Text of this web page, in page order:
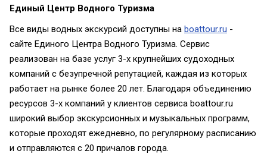
Единый Центр Водного Туризма
Все виды водных экскурсий доступны на boattour.ru -
сайте Единого Центра Водного Туризма. Сервис
реализован на базе услуг 3-х крупнейших судоходных
компаний с безупречной репутацией, каждая из которых
работает на рынке более 20 лет. Благодаря объединению
ресурсов 3-х компаний у клиентов сервиса boattour.ru
широкий выбор экскурсионных и музыкальных программ,
которые проходят ежедневно, по регулярному расписанию
и отправляются с 20 причалов города.